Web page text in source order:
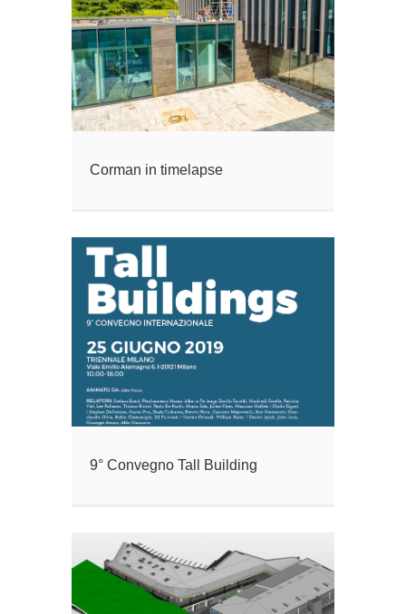
Corman in timelapse
9° Convegno Tall Building